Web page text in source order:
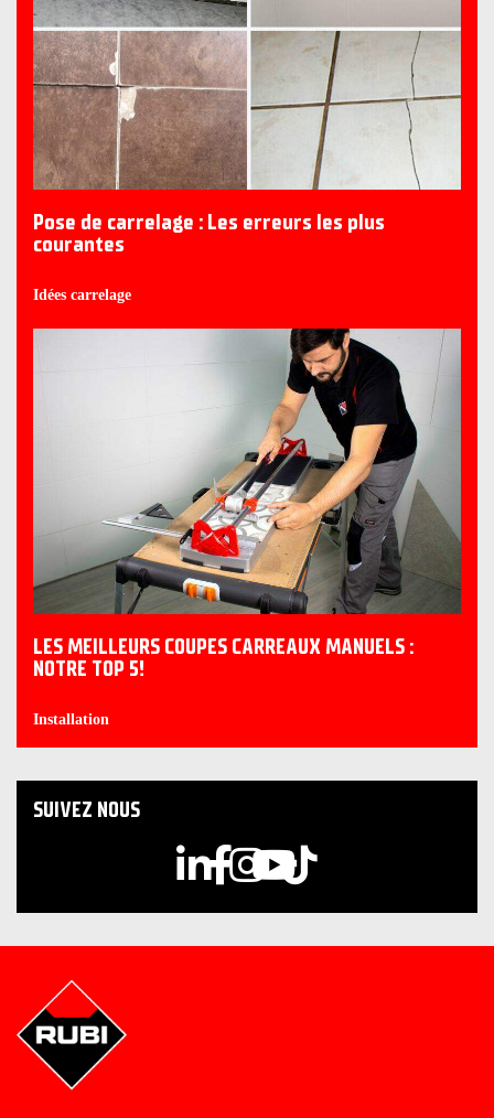
Pose de carrelage : Les erreurs les plus
courantes
Idées carrelage
LES MEILLEURS COUPES CARREAUX MANUELS :
NOTRE TOP 5!
Installation
SUIVEZ NOUS